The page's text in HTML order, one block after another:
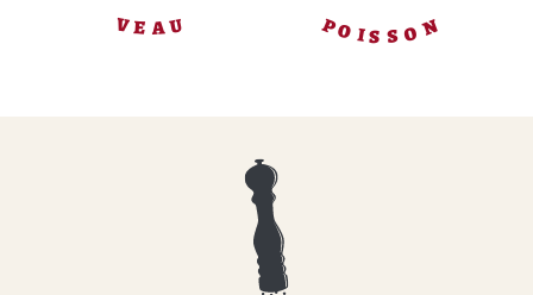
VE AU POIS SON